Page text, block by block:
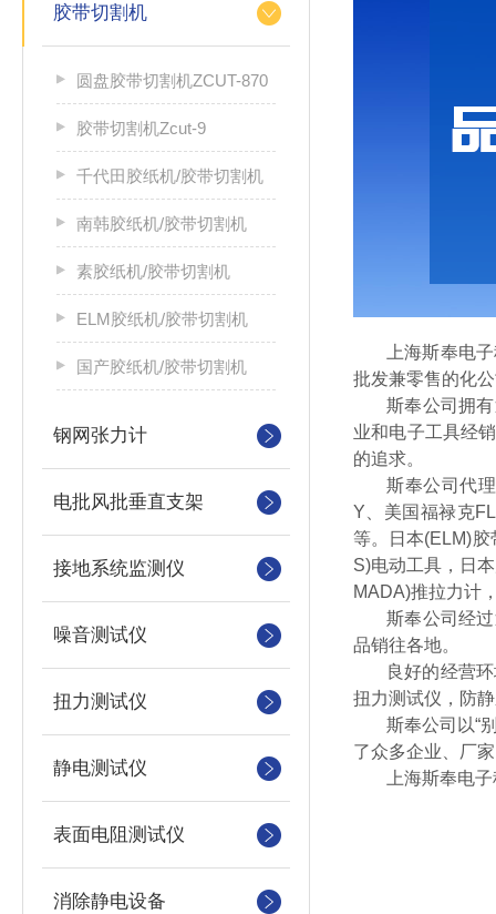
胶带切割机
圆盘胶带切割机ZCUT-870
胶带切割机Zcut-9
千代田胶纸机/胶带切割机
南韩胶纸机/胶带切割机
素胶纸机/胶带切割机
ELM胶纸机/胶带切割机
国产胶纸机/胶带切割机
钢网张力计
电批风批垂直支架
接地系统监测仪
噪音测试仪
扭力测试仪
静电测试仪
表面电阻测试仪
消除静电设备
上海斯奉电
批发兼零售的化
斯奉公司拥
业和电子工具经
的追求。
斯奉公司代
Y、美国福禄克
等。
日本(ELM)
S)电动工具，日
MADA)推拉力计
斯奉公司经
品销往各地。
良好的经营
扭力测试仪，防
斯奉公司以“
了众多企业、厂
上海斯奉电